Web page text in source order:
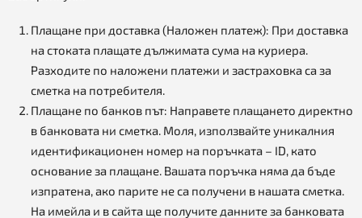
Плащане при доставка (Наложен платеж): При доставка
на стоката плащате дължимата сума на куриера.
Разходите по наложени платежи и застраховка са за
сметка на потребителя.
Плащане по банков път: Направете плащането директно
в банковата ни сметка. Моля, използвайте уникалния
идентификационен номер на поръчката – ID, като
основание за плащане. Вашата поръчка няма да бъде
изпратена, ако парите не са получени в нашата сметка.
На имейла и в сайта ще получите данните за банковата